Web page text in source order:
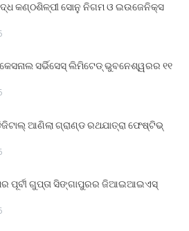
କଣ୍ଠଶିଳ୍ପୀ ସୋନୁ ନିଗମ ଓ ଇଉଜେନିକ୍ସ
ସର୍ଭିସେସ୍ ଲିମିଟେଡ୍ ଭୁବନେଶ୍ୱରର ୧୧
ଆଣିଲା ଗ୍ରାଣ୍ଡ ରଥଯାତ୍ରା ଫେଷ୍ଟିଭ୍
ପୂର୍ବୀ ଗୁପ୍ତା ସିଙ୍ଗାପୁରର ଜିଆଇଆଇଏସ୍